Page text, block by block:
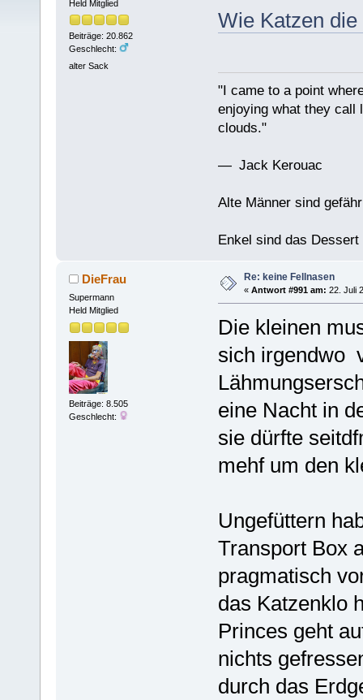
Held Mitglied
Beiträge: 20.862
Geschlecht:
alter Sack
Wie Katzen
"I came to a point
enjoying what they call
clouds."
— Jack Kerouac
Alte Männer sind
Enkel sind das
DieFrau
Supermann
Held Mitglied
Beiträge: 8.505
Geschlecht:
Re: keine Fellnasen
« Antwort #991 am: 22. Juli
Die kleinen
sich irgendwo
eine Nacht in
sie dürfte
mehf um den
Ungefüttern
Transport Box
pragmatisch
das Katzenklo
Princes geht
nichts
durch das